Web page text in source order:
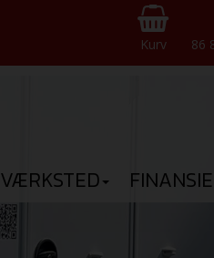
Kurv 86
VÆRKSTED